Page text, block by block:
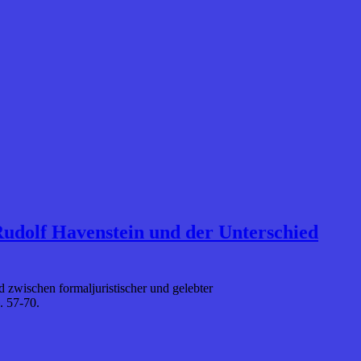
Havenstein und der Unterschied
formaljuristischer und gelebter
57-70.